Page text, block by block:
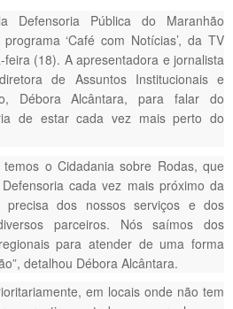
Defensoria Pública do Maranhão
‘Café com Notícias’, da TV
(18). A apresentadora e jornalista
de Assuntos Institucionais e
Débora Alcântara, para falar do
de estar cada vez mais perto do
o Cidadania sobre Rodas, que
cada vez mais próximo da
precisa dos nossos serviços e dos
parceiros. Nós saímos dos
para atender de uma forma
detalhou Débora Alcântara.
em locais onde não tem